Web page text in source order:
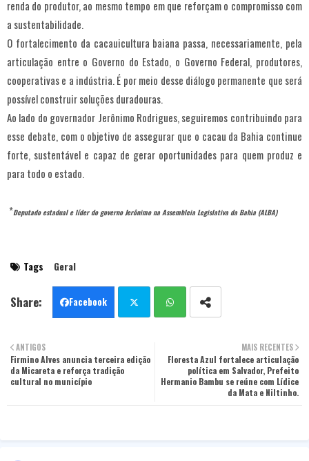
renda do produtor, ao mesmo tempo em que reforçam o compromisso com
a sustentabilidade.
O fortalecimento da cacauicultura baiana passa, necessariamente, pela
articulação entre o Governo do Estado, o Governo Federal, produtores,
cooperativas e a indústria. É por meio desse diálogo permanente que será
possível construir soluções duradouras.
Ao lado do governador Jerônimo Rodrigues, seguiremos contribuindo para
esse debate, com o objetivo de assegurar que o cacau da Bahia continue
forte, sustentável e capaz de gerar oportunidades para quem produz e
para todo o estado.
*Deputado estadual e líder do governo Jerônimo na Assembleia Legislativa da Bahia (ALBA)
Tags Geral
Facebook
ter tsa
pp
MAIS RECENTES
Floresta Azul fortalece articulação
política em Salvador, Prefeito
Hermanio Bambu se reúne com Lídice
da Mata e Niltinho.
ANTIGOS
Firmino Alves anuncia terceira edição
da Micareta e reforça tradição
cultural no município